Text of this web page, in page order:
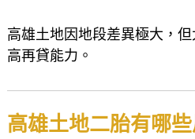
高雄土地因地段差異極大，
高再貸能力。
高雄土地二胎有哪